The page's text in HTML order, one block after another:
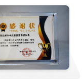
辅路交叉口万科东方传奇底
安夏大厦